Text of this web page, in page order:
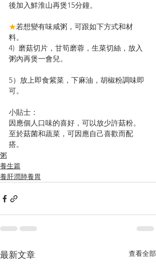
後加入鮮淮山再煲15分鐘。
★若想變有味咸粥，可跟如下方式和材
料。
4)  磨菇切片，甘筍磨蓉，生菜切絲，放入
粥內再煲一會兒。
5）放上即食紫菜，下麻油，胡椒粉調味即
可。
小貼士：
因應個人口味的喜好，可以放少許菇粉。
至於菇菌和蔬菜，可因應自己喜歡而配
搭。
粥
養生篇
養肝潤肺養胃
最新文章 查看全部